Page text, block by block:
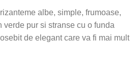
albe, simple, frumoase,
verde pur si stranse cu o funda
de elegant care va fi mai mult